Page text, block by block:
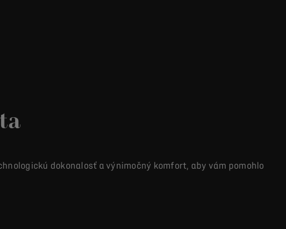
dokonalosť a výnimočný komfort, aby vám pomohlo